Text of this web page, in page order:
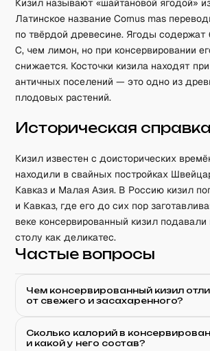
Кизил называют «шайтановой ягодой»
Латинское название Cornus mas
по твёрдой древесине. Ягоды
C, чем лимон, но при консервировании
снижается. Косточки кизила находят
античных поселений — это одно из
плодовых растений.
Историческая справка
Кизил известен с доисторических
находили в свайных постройках
Кавказ и Малая Азия. В Россию кизил
и Кавказ, где его до сих пор
веке консервированный кизил подавали
столу как деликатес.
Частые вопросы
Чем консервированный кизил
от свежего и засахаренного?
Сколько калорий в
и какой у него состав?